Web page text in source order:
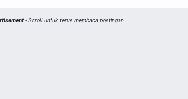
- Scroll untuk terus membaca postingan.